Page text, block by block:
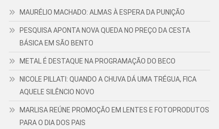
MAURÉLIO MACHADO: ALMAS À ESPERA DA PUNIÇÃO
PESQUISA APONTA NOVA QUEDA NO PREÇO DA CESTA
BÁSICA EM SÃO BENTO
METAL É DESTAQUE NA PROGRAMAÇÃO DO BECO
NICOLE PILLATI: QUANDO A CHUVA DÁ UMA TRÉGUA, FICA
AQUELE SILÊNCIO NOVO
MARLISA REÚNE PROMOÇÃO EM LENTES E FOTOPRODUTOS
PARA O DIA DOS PAIS